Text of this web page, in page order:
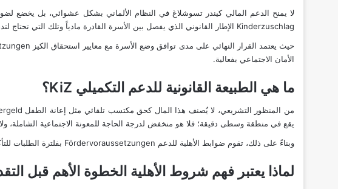
لا يمنح الدعم الماليكيندر تسوشلاغ في النظام الألماني بشكل عشوائي، بل يخضع
Kinderzuschlag الإطار القانوني الذي يفصل بين الأسرة القادرة مادياً وتلك التي تحتاج لتدخل الدولة.
الأمان الاجتماعي بفعالية.
ما هي الطبيعة القانونية للدعم التكميلي KiZ؟
من المنظور التشريعي، لا يُصنف هذا المال كحق مكتسب تلقائي مثل إعانة الطفل Kindergeld
يقع في منطقة وسطى دقيقة؛ فلا هو منخفض لدرجة الحاجة للمعونة الاجتماعية الشاملة،
وبناءً على ذلك، تقوم ضوابط الأهلية للدعم Fördervoraussetzungen بفلترة الطلبات للتأكد من أن المال يذهب حصراً لتمكين الوالدين العاملين من تحقيق الكفاية الذاتية لأطفالهم.
لماذا يعتبر فهم شروط الأهلية الخطوة الأهم قبل